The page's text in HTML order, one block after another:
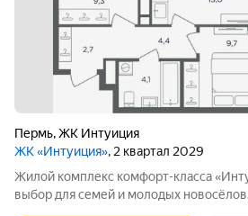
Пермь,ЖК Интуиция
ЖК «Интуиция», 2 квартал 2029
Жилой комплекс комфорт-класса «Интуиция»
выбор для семей и молодых